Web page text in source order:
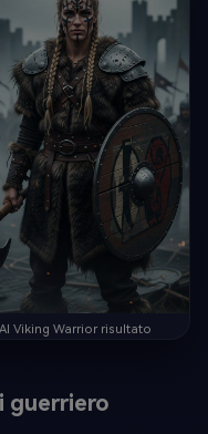
AI Viking Warrior risultato
guerriero